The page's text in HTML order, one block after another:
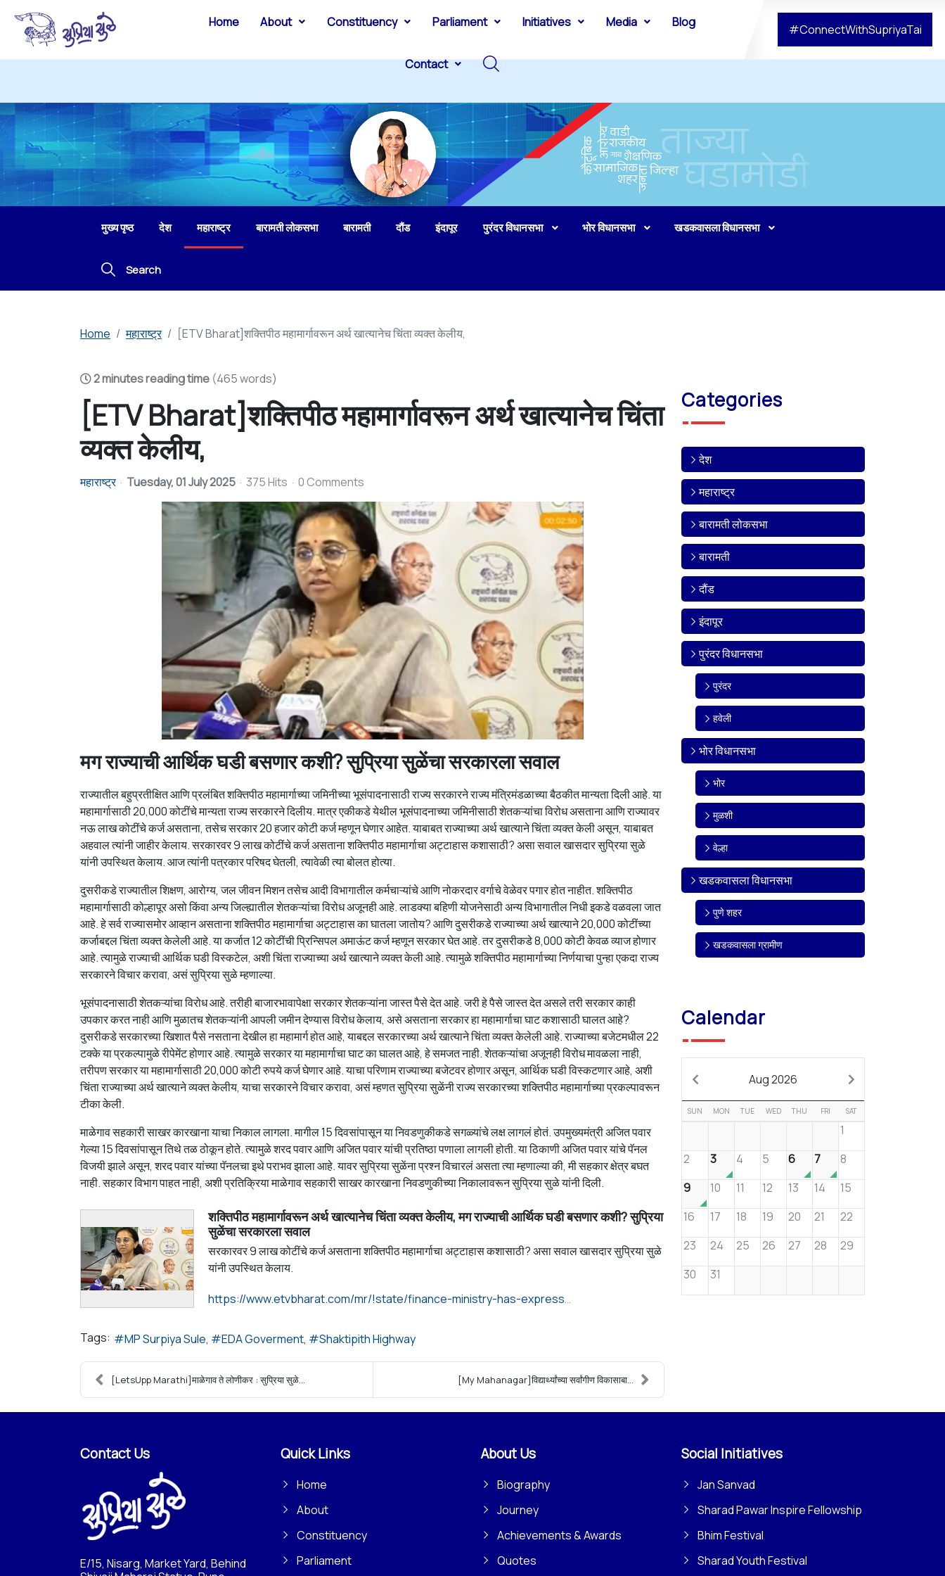
Home About Constituency Parliament Initiatives Media Blog
Contact
#ConnectWithSupriyaTai
मुख्य पृष्ठ देश महाराष्ट्र बारामती लोकसभा बारामती दौंड इंदापूर पुरंदर विधानसभा भोर विधानसभा खडकवासला विधानसभा
Search
Home महाराष्ट्र [ETV Bharat]शक्तिपीठ महामार्गावरून अर्थ खात्यानेच चिंता व्यक्त केलीय,
2 minutes reading time (465 words)
[ETV Bharat]शक्तिपीठ महामार्गावरून अर्थ खात्यानेच चिंता
व्यक्त केलीय,
महाराष्ट्र Tuesday, 01 July 2025 375 Hits 0 Comments
मग राज्याची आर्थिक घडी बसणार कशी? सुप्रिया सुळेंचा सरकारला सवाल
राज्यातील बहुप्रतीक्षित आणि प्रलंबित शक्तिपीठ महामार्गाच्या जमिनीच्या भूसंपादनासाठी राज्य सरकारने राज्य मंत्रिमंडळाच्या बैठकीत मान्यता दिली आहे. या
महामार्गासाठी 20,000 कोटींचे मान्यता राज्य सरकारने दिलीय. मात्र एकीकडे येथील भूसंपादनाच्या जमिनीसाठी शेतकऱ्यांचा विरोध असताना आणि राज्यावर
नऊ लाख कोटींचे कर्ज असताना, तसेच सरकार 20 हजार कोटी कर्ज म्हणून घेणार आहेत. याबाबत राज्याच्या अर्थ खात्याने चिंता व्यक्त केली असून, याबाबत
अहवाल त्यांनी जाहीर केलाय. सरकारवर 9 लाख कोटींचे कर्ज असताना शक्तिपीठ महामार्गाचा अट्टाहास कशासाठी? असा सवाल खासदार सुप्रिया सुळे
यांनी उपस्थित केलाय. आज त्यांनी पत्रकार परिषद घेतली, त्यावेळी त्या बोलत होत्या.
दुसरीकडे राज्यातील शिक्षण, आरोग्य, जल जीवन मिशन तसेच आदी विभागातील कर्मचाऱ्यांचे आणि नोकरदार वर्गाचे वेळेवर पगार होत नाहीत. शक्तिपीठ
महामार्गासाठी कोल्हापूर असो किंवा अन्य जिल्ह्यातील शेतकऱ्यांचा विरोध अजूनही आहे. लाडक्या बहिणी योजनेसाठी अन्य विभागातील निधी इकडे वळवला जात
आहे. हे सर्व राज्यासमोर आव्हान असताना शक्तिपीठ महामार्गाचा अट्टाहास का घातला जातोय? आणि दुसरीकडे राज्याच्या अर्थ खात्याने 20,000 कोटींच्या
कर्जाबद्दल चिंता व्यक्त केलेली आहे. या कर्जात 12 कोटींची प्रिन्सिपल अमाऊंट कर्ज म्हणून सरकार घेत आहे. तर दुसरीकडे 8,000 कोटी केवळ व्याज होणार
आहे. त्यामुळे राज्याची आर्थिक घडी विस्कटेल, अशी चिंता राज्याच्या अर्थ खात्याने व्यक्त केली आहे. त्यामुळे शक्तिपीठ महामार्गाच्या निर्णयाचा पुन्हा एकदा राज्य
सरकारने विचार करावा, असं सुप्रिया सुळे म्हणाल्या.
भूसंपादनासाठी शेतकऱ्यांचा विरोध आहे. तरीही बाजारभावापेक्षा सरकार शेतकऱ्यांना जास्त पैसे देत आहे. जरी हे पैसे जास्त देत असले तरी सरकार काही
उपकार करत नाही आणि मुळातच शेतकऱ्यांनी आपली जमीन देण्यास विरोध केलाय, असे असताना सरकार हा महामार्गाचा घाट कशासाठी घालत आहे?
दुसरीकडे सरकारच्या खिशात पैसे नसताना देखील हा महामार्ग होत आहे, याबद्दल सरकारच्या अर्थ खात्याने चिंता व्यक्त केलेली आहे. राज्याच्या बजेटमधील 22
टक्के या प्रकल्पामुळे रीपेमेंट होणार आहे. त्यामुळे सरकार या महामार्गाचा घाट का घालत आहे, हे समजत नाही. शेतकऱ्यांचा अजूनही विरोध मावळला नाही,
तरीपण सरकार या महामार्गासाठी 20,000 कोटी रुपये कर्ज घेणार आहे. याचा परिणाम राज्याच्या बजेटवर होणार असून, आर्थिक घडी विस्कटणार आहे, अशी
चिंता राज्याच्या अर्थ खात्याने व्यक्त केलीय, याचा सरकारने विचार करावा, असं म्हणत सुप्रिया सुळेंनी राज्य सरकारच्या शक्तिपीठ महामार्गाच्या प्रकल्पावरून
टीका केली.
माळेगाव सहकारी साखर कारखाना याचा निकाल लागला. मागील 15 दिवसांपासून या निवडणुकीकडे सगळ्यांचे लक्ष लागलं होतं. उपमुख्यमंत्री अजित पवार
गेल्या 15 दिवसांपासून तिथे तळ ठोकून होते. त्यामुळे शरद पवार आणि अजित पवार यांची प्रतिष्ठा पणाला लागली होती. या ठिकाणी अजित पवार यांचे पॅनल
विजयी झाले असून, शरद पवार यांच्या पॅनलचा इथे पराभव झाला आहे. यावर सुप्रिया सुळेंना प्रश्न विचारलं असता त्या म्हणाल्या की, मी सहकार क्षेत्र बघत
नाही. सहकार विभाग पाहत नाही, अशी प्रतिक्रिया माळेगाव सहकारी साखर कारखाना निवडणुकीच्या निकालावरून सुप्रिया सुळे यांनी दिली.
शक्तिपीठ महामार्गावरून अर्थ खात्यानेच चिंता व्यक्त केलीय, मग राज्याची आर्थिक घडी बसणार कशी? सुप्रिया
सुळेंचा सरकारला सवाल
सरकारवर 9 लाख कोटींचे कर्ज असताना शक्तिपीठ महामार्गाचा अट्टाहास कशासाठी? असा सवाल खासदार सुप्रिया सुळे
यांनी उपस्थित केलाय.
https://www.etvbharat.com/mr/!state/finance-ministry-has-expressed-concern-over-the-shakti-peeth-highway-how-will-the-state-finances-be-managed-supriya-sule-questions-the-government-maharashtra-news-mhs25062603627
Tags: MP Surpiya Sule EDA Goverment Shaktipith Highway
[LetsUpp Marathi]माळेगाव ते लोणीकर : सुप्रिया सुळे... [My Mahanagar]विद्यार्थ्यांच्या सर्वांगीण विकासाबा...
Categories
देश
महाराष्ट्र
बारामती लोकसभा
बारामती
दौंड
इंदापूर
पुरंदर विधानसभा
पुरंदर
हवेली
भोर विधानसभा
भोर
मुळशी
वेल्हा
खडकवासला विधानसभा
पुणे शहर
खडकवासला ग्रामीण
Calendar
Aug 2026
SUN MON TUE WED THU FRI SAT
1
2
3 4 5 6 7
8
9
10 11 12 13 14
15
16
17 18 19 20 21
22
23
24 25 26 27 28
29
30
31
Contact Us
E/15, Nisarg, Market Yard, Behind
Quick Links
Home
About
Constituency
Parliament
About Us
Biography
Journey
Achievements & Awards
Quotes
Social Initiatives
Jan Sanvad
Sharad Pawar Inspire Fellowship
Bhim Festival
Sharad Youth Festival